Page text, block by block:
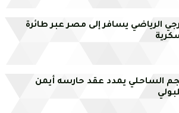
الرياضي يسافر إلى مصر عبر طائرة
الساحلي يمدد عقد حارسه أيمن